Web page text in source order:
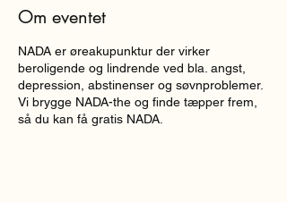
Om eventet
NADA er øreakupunktur der virker
beroligende og lindrende ved bla. angst,
depression, abstinenser og søvnproblemer.
Vi brygge NADA-the og finde tæpper frem,
så du kan få gratis NADA.